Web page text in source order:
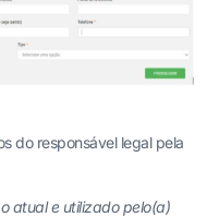
do responsável legal pela
atual e utilizado pelo(a)